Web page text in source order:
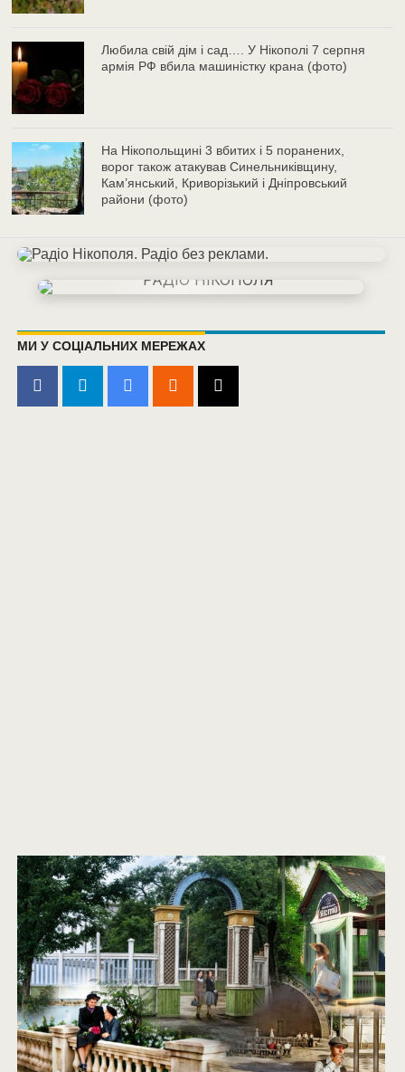
Любила свій дім і сад…. У Нікополі 7 серпня
армія РФ вбила машиністку крана (фото)
На Нікопольщині 3 вбитих і 5 поранених,
ворог також атакував Синельниківщину,
Кам’янський, Криворізький і Дніпровський
райони (фото)
МИ У СОЦІАЛЬНИХ МЕРЕЖАХ